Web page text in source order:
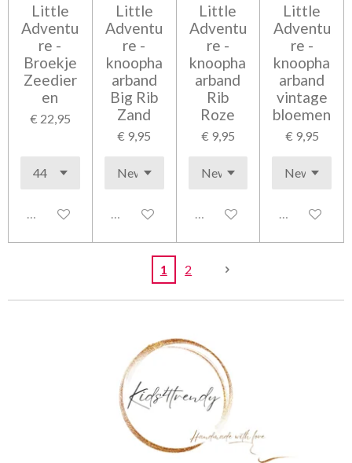
Little
Adventu
re -
Broekje
Zeedier
en
€ 22,95
Uitgeschakeld
Little
Adventu
re -
knoopha
arband
Big Rib
Zand
€ 9,95
Uitgeschakeld
Little
Adventu
re -
knoopha
arband
Rib
Roze
€ 9,95
Uitgeschakeld
Little
Adventu
re -
knoopha
arband
vintage
bloemen
€ 9,95
1 2